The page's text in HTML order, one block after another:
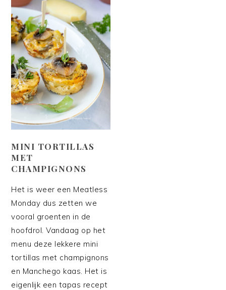
MINI TORTILLAS
MET
CHAMPIGNONS
Het is weer een Meatless
Monday dus zetten we
vooral groenten in de
hoofdrol. Vandaag op het
menu deze lekkere mini
tortillas met champignons
en Manchego kaas. Het is
eigenlijk een tapas recept